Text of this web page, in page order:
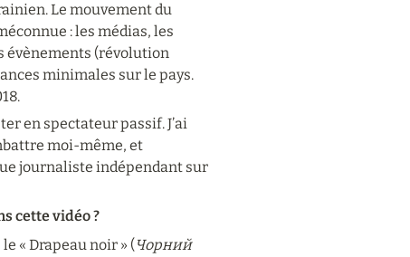
Le mouvement du
: les médias, les
évènements (révolution
minimales sur le pays.
en spectateur passif. J’ai
moi-même, et
journaliste indépendant sur
cette vidéo ?
« Drapeau noir » (Чорний